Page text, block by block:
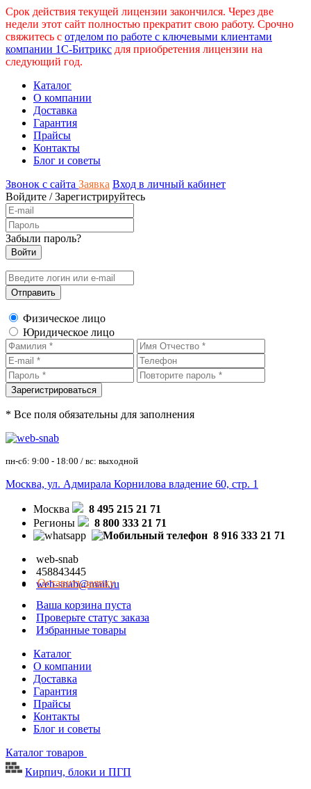
Срок действия текущей лицензии закончился. Через две
недели этот сайт полностью прекратит свою работу. Срочно
свяжитесь с отделом по работе с ключевыми клиентами
компании 1С-Битрикс для приобретения лицензии на
следующий год.
Каталог
О компании
Доставка
Гарантия
Прайсы
Контакты
Блог и советы
Звонок с сайта Заявка Вход в личный кабинет
Войдите /Зарегистрируйтесь
Забыли пароль?
Физическое лицо
Юридическое лицо
* Все поля обязательны для заполнения
пн-сб: 9:00 - 18:00 / вс: выходной
Москва, ул. Адмирала Корнилова владение 60, стр. 1
Москва
8 495 215 21 71
Регионы
8 800 333 21 71
8 916 333 21 71
web-snab
458843445
web-snab@mail.ru
Оставить заявку
Ваша корзина пуста
Проверьте статус заказа
Избранные товары
Каталог
О компании
Доставка
Гарантия
Прайсы
Контакты
Блог и советы
Каталог товаров
Кирпич, блоки и ПГП